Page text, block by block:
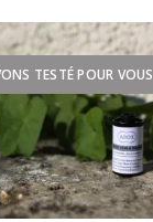
TESTÉ POUR VOUS